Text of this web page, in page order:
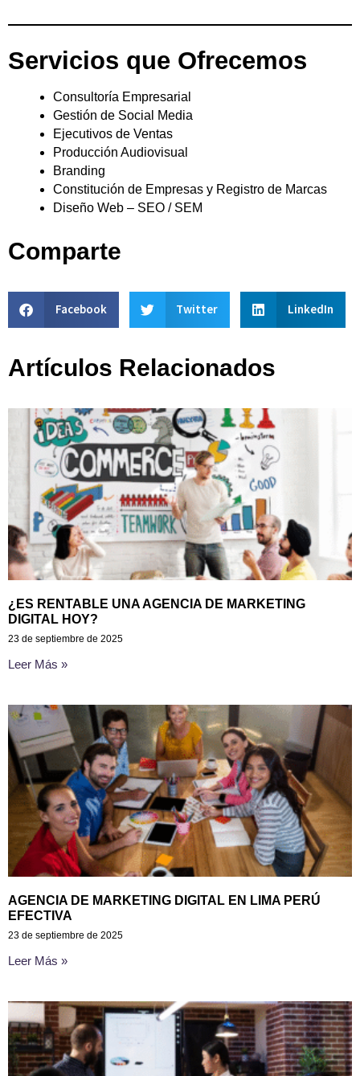
Servicios que Ofrecemos
Consultoría Empresarial
Gestión de Social Media
Ejecutivos de Ventas
Producción Audiovisual
Branding
Constitución de Empresas y Registro de Marcas
Diseño Web – SEO / SEM
Comparte
Facebook Twitter LinkedIn
Artículos Relacionados
¿ES RENTABLE UNA AGENCIA DE MARKETING
DIGITAL HOY?
23 de septiembre de 2025
Leer Más »
AGENCIA DE MARKETING DIGITAL EN LIMA PERÚ
EFECTIVA
23 de septiembre de 2025
Leer Más »